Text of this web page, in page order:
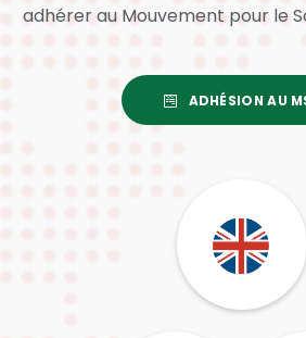
adhérer au Mouvement pour le
ADHÉSION AU